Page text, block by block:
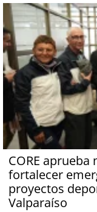
CORE
fortalecer
proyectos
Valparaíso